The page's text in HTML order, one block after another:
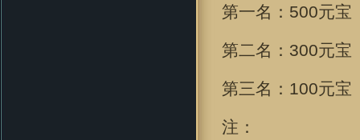
第一名：500元宝
第二名：300元宝
第三名：100元宝
注：